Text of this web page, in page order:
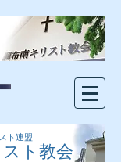
ト連盟
ト教会